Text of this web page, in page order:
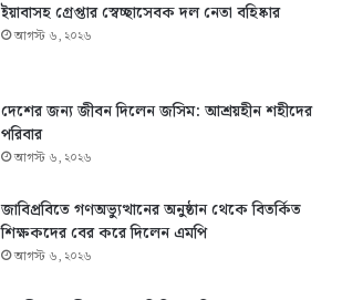
ইয়াবাসহ গ্রেপ্তার স্বেচ্ছাসেবক দল নেতা বহিষ্কার
আগস্ট ৬, ২০২৬
দেশের জন্য জীবন দিলেন জসিম: আশ্রয়হীন শহীদের
পরিবার
আগস্ট ৬, ২০২৬
জাবিপ্রবিতে গণঅভ্যুত্থানের অনুষ্ঠান থেকে বিতর্কিত
শিক্ষকদের বের করে দিলেন এমপি
আগস্ট ৬, ২০২৬